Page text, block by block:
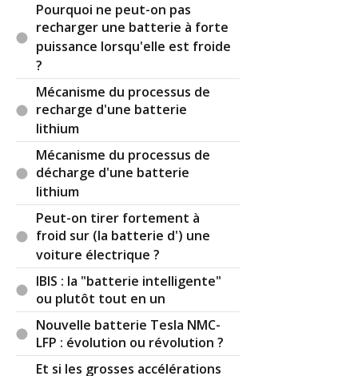
Pourquoi ne peut-on pas
recharger une batterie à forte
puissance lorsqu'elle est froide
?
Mécanisme du processus de
recharge d'une batterie
lithium
Mécanisme du processus de
décharge d'une batterie
lithium
Peut-on tirer fortement à
froid sur (la batterie d') une
voiture électrique ?
IBIS : la "batterie intelligente"
ou plutôt tout en un
Nouvelle batterie Tesla NMC-
LFP : évolution ou révolution ?
Et si les grosses accélérations